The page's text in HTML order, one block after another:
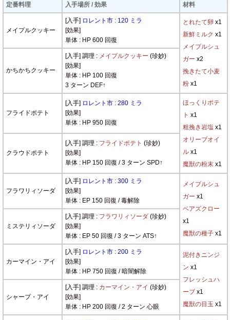
定番料理 入手場所 / 効果 材料
メイプルクッキー
[入手] ロレント市 : 120 ミラ
[効果]
単体 : HP 600 回復
とれたて卵 x1
新鮮ミルク x1
メイプルシュ
ガー x2
挽きたて小麦
粉x1
かちかちクッキー
[入手] 調理 : メイプルクッキー (珍妙)
[効果]
単体 : HP 100 回復
3 ターン DEF↑
フライドポテト
[入手] ロレント市 : 280 ミラ
[効果]
単体 : HP 950 回復
ほっくりポテ
ト x1
粗挽き岩塩 x1
オリーブオイ
ルx1
魔獣の粉末x1
クラウドポテト
[入手] 調理 : フライドポテト (珍妙)
[効果]
単体 : HP 150 回復 / 3 ターン SPD↑
フラワリィソーダ
[入手] ロレント市 : 300 ミラ
[効果]
単体 : EP 150 回復 / 毒解除
メイプルシュ
ガー x1
ベアズクロー
x1
魔獣の種子x1
ミステリィソーダ
[入手] 調理 : フラワリィソーダ(珍妙)
[効果]
単体 : EP 50 回復 / 3 ターン ATS↑
カーマイン・アイ
[入手] ロレント市 : 200 ミラ
[効果]
単体 : HP 750 回復 / 暗闇解除
泥付きニンジ
ン x1
フレッシュハ
ーブx1
魔獣の目玉 x1
シャープ・アイ
[入手] 調理 : カーマイン・アイ (珍妙)
[効果]
単体 : HP 200 回復 / 2 ターン 心眼